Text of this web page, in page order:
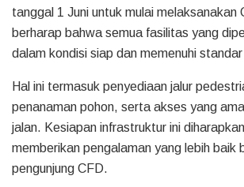
tanggal 1 Juni untuk mulai melaksanakan
berharap bahwa semua fasilitas yang
dalam kondisi siap dan memenuhi
Hal ini termasuk penyediaan jalur
penanaman pohon, serta akses yang
jalan. Kesiapan infrastruktur ini
memberikan pengalaman yang lebih baik
pengunjung CFD.